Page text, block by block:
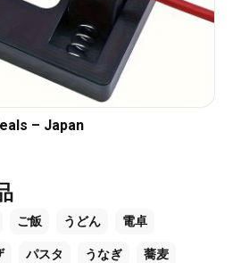
– Japan
ご飯 うどん 電卓
パスタ うなぎ 蕎麦